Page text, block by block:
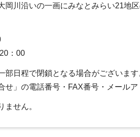
岡川沿いの一画にみなとみらい21地
00
日程で閉鎖となる場合がございます
」の電話番号・FAX番号・メールア
ません。